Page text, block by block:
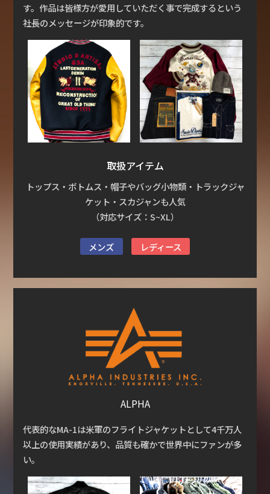
す。作品は皆様方が愛用していただく事で完成するという
社長のメッセージが印象的です。
取扱アイテム
トップス・ボトムス・帽子やバッグ小物類・トラックジャ
ケット・スカジャンも人気
（対応サイズ：S~XL）
メンズ レディース
ALPHA
代表的なMA-1は米軍のフライトジャケットとして4千万人
以上の使用実績があり、品質も確かで世界中にファンが多
い。